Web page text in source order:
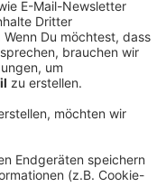
will der
das nächste Jahr
größer, mit